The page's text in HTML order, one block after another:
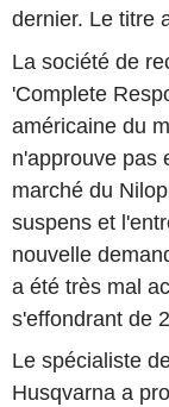
dernier. Le titre
La société de
'Complete
américaine du
n'approuve pas
marché du
suspens et
nouvelle
a été très mal
s'effondrant de
Le spécialiste
Husqvarna a